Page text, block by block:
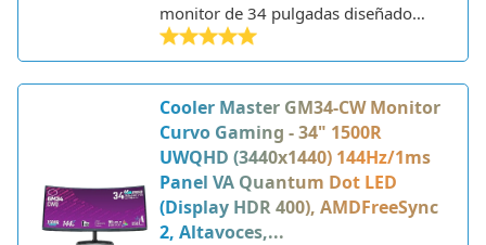
monitor de 34 pulgadas diseñado
para mejorar la productividad y
experiencia visual del usuario. Como
parte de la serie ThinkVision de
Lenovo, se trata de un monitor
enfocado en ofrecer una excelente
calidad de imagen y un amplio
espacio de trabajo.
Cooler Master GM34-CW Monitor
Curvo Gaming - 34" 1500R
UWQHD (3440x1440) 144Hz/1ms
Panel VA Quantum Dot LED
(Display HDR 400), AMDFreeSync
2, Altavoces,...